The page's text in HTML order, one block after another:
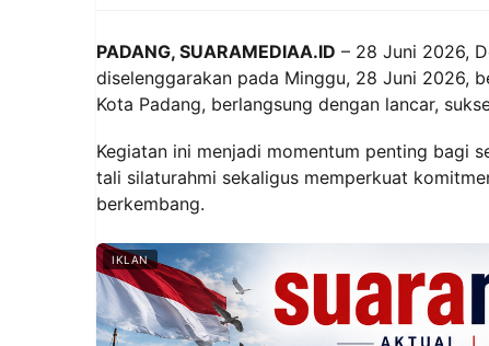
PADANG, SUARAMEDIAA.ID – 28 Juni 2026,
diselenggarakan pada Minggu, 28 Juni 2026,
Kota Padang, berlangsung dengan lancar,
Kegiatan ini menjadi momentum penting bagi
tali silaturahmi sekaligus memperkuat
berkembang.
IKLAN